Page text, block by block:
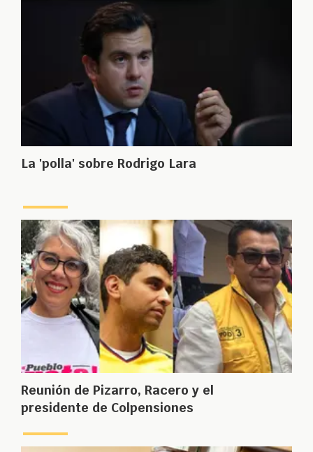
La 'polla' sobre Rodrigo Lara
Reunión de Pizarro, Racero y el
presidente de Colpensiones